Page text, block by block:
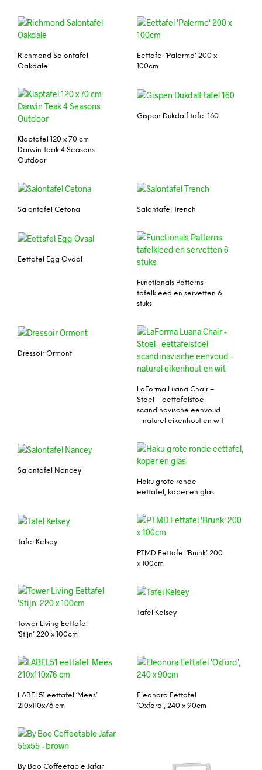
Richmond Salontafel
Oakdale
Eettafel ‘Palermo’ 200 x
100cm
Klaptafel 120 x 70 cm
Darwin Teak 4 Seasons
Outdoor
Gispen Dukdalf tafel 160
Salontafel Cetona Salontafel Trench
Eettafel Egg Ovaal
Functionals Patterns
tafelkleed en servetten 6
stuks
Dressoir Ormont
LaForma Luana Chair –
Stoel – eettafelstoel
scandinavische eenvoud
– naturel eikenhout en wit
Salontafel Nancey
Haku grote ronde
eettafel, koper en glas
Tafel Kelsey
PTMD Eettafel ‘Brunk’ 200
x 100cm
Tower Living Eettafel
‘Stijn’ 220 x 100cm
Tafel Kelsey
LABEL51 eettafel ‘Mees’
210x110x76 cm
Eleonora Eettafel
‘Oxford’, 240 x 90cm
By Boo Coffeetable Jafar